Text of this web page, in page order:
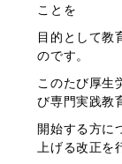
ことを
目的として教
のです。
このたび厚生
び専門実践教
開始する方に
上げる改正を